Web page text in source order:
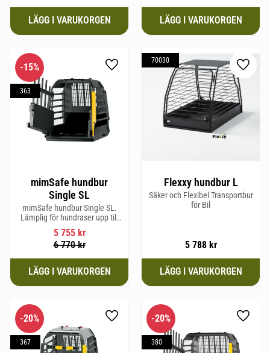
mimSafe hundbur
Single SL
mimSafe hundbur Single SL.
Lämplig för hundraser upp till
58 cm i mankhöjd.
5 755kr
6 770kr
15%
363
Lägg till i favoriter
Flexxy hundbur L
Säker och Flexibel Transportbur
för Bil
5 788kr
70030
Lägg
20%
367
Lägg till i favoriter
20%
380
Lägg